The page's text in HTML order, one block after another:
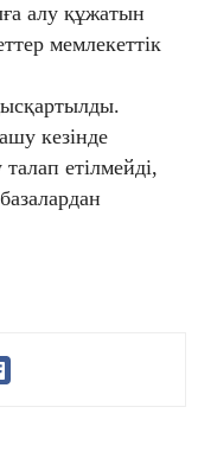
алу құжатын
мемлекеттік
кезінде
етілмейді,